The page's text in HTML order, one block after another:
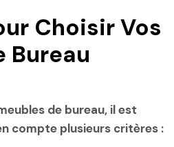
Choisir Vos
Bureau
de bureau, il est
compte plusieurs critères :